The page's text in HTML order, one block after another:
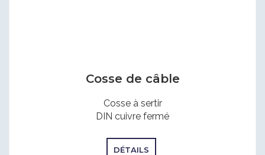
Cosse de câble
Cosse à sertir
DIN cuivre fermé
DÉTAILS